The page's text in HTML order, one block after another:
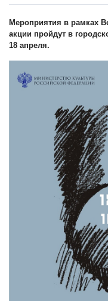
Мероприятия в рамках
акции пройдут в
18 апреля.